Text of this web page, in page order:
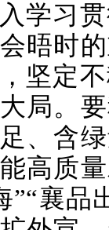
学习
晤时
坚定
局。
、含
高质
”“襄品